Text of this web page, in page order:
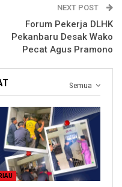
NEXT POST
Forum Pekerja DLHK
Pekanbaru Desak Wako
Pecat Agus Pramono
Semua
RIAU